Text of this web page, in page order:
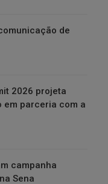
de
2026 projeta
em parceria com a
campanha
Sena